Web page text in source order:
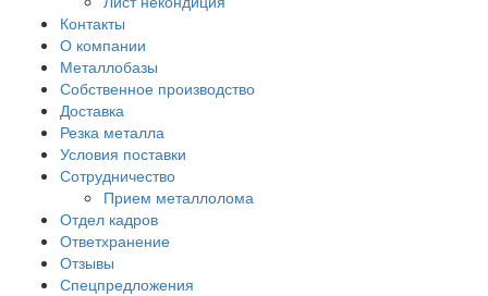
Контакты
О компании
Металлобазы
Собственное производство
Доставка
Резка металла
Условия поставки
Сотрудничество
Прием металлолома
Отдел кадров
Ответхранение
Отзывы
Спецпредложения